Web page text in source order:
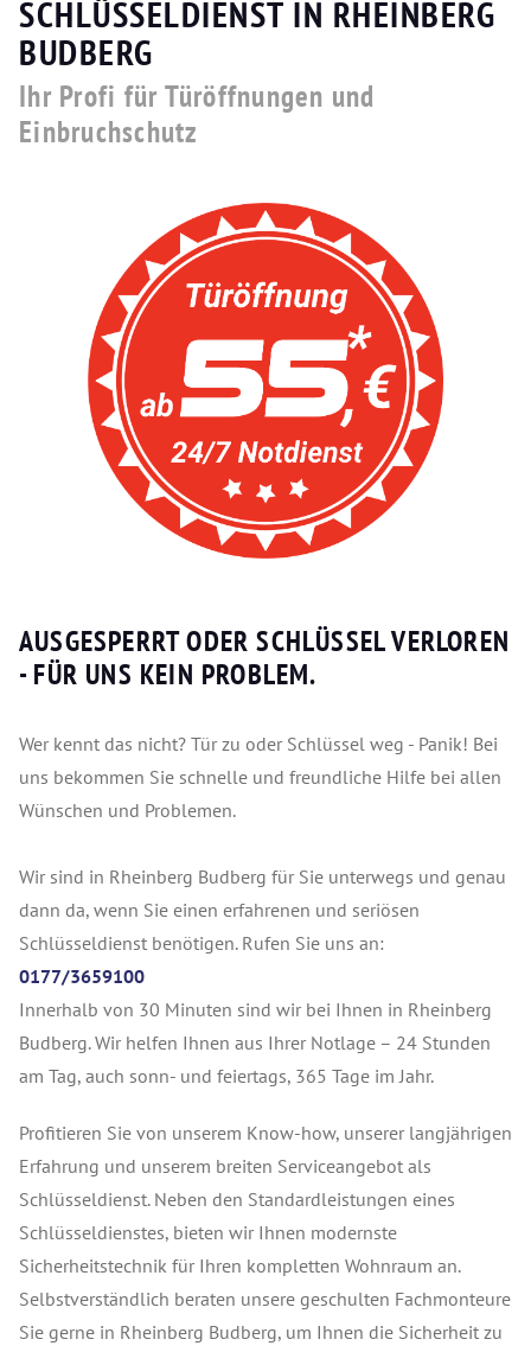
SCHLÜSSELDIENST IN RHEINBERG
BUDBERG
Ihr Profi für Türöffnungen und
Einbruchschutz
AUSGESPERRT ODER SCHLÜSSEL VERLOREN
- FÜR UNS KEIN PROBLEM.
Wer kennt das nicht? Tür zu oder Schlüssel weg - Panik! Bei
uns bekommen Sie schnelle und freundliche Hilfe bei allen
Wünschen und Problemen.
Wir sind in Rheinberg Budberg für Sie unterwegs und genau
dann da, wenn Sie einen erfahrenen und seriösen
Schlüsseldienst benötigen. Rufen Sie uns an:
0177/3659100
Innerhalb von 30 Minuten sind wir bei Ihnen in Rheinberg
Budberg. Wir helfen Ihnen aus Ihrer Notlage – 24 Stunden
am Tag, auch sonn- und feiertags, 365 Tage im Jahr.
Profitieren Sie von unserem Know-how, unserer langjährigen
Erfahrung und unserem breiten Serviceangebot als
Schlüsseldienst. Neben den Standardleistungen eines
Schlüsseldienstes, bieten wir Ihnen modernste
Sicherheitstechnik für Ihren kompletten Wohnraum an.
Selbstverständlich beraten unsere geschulten Fachmonteure
Sie gerne in Rheinberg Budberg, um Ihnen die Sicherheit zu